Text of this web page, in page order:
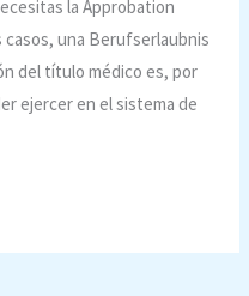
la Approbation
una Berufserlaubnis
del título médico es, por
ejercer en el sistema de